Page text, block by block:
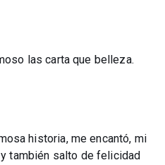
las carta que belleza.
historia, me encantó, mi
también salto de felicidad